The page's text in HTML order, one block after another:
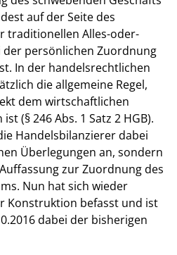
auf der Seite des
traditionellen Alles-oder-
der persönlichen Zuordnung
In der handelsrechtlichen
die allgemeine Regel,
dem wirtschaftlichen
(§ 246 Abs. 1 Satz 2 HGB).
Handelsbilanzierer dabei
Überlegungen an, sondern
zur Zuordnung des
Nun hat sich wieder
Konstruktion befasst und ist
dabei der bisherigen